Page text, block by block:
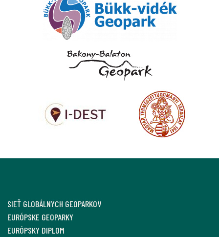
SIEŤ GLOBÁLNYCH GEOPARKOV
EURÓPSKE GEOPARKY
EURÓPSKY DIPLOM